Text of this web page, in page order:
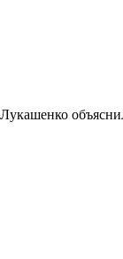
Лукашенко